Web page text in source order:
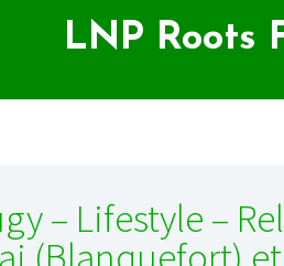
LNP Roots
– Lifestyle –